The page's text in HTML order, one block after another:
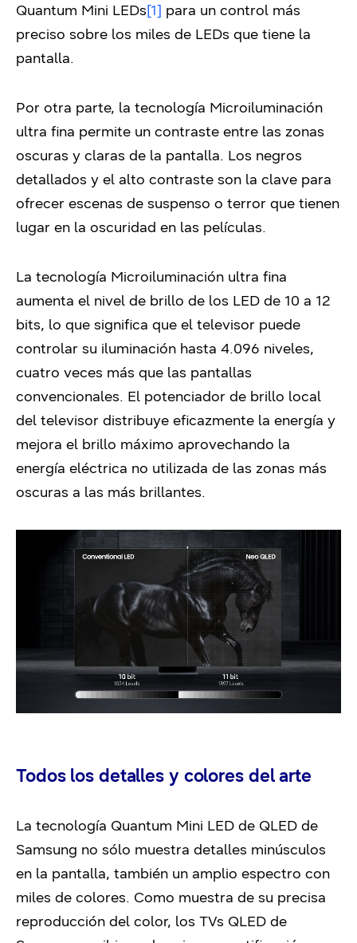
Quantum Mini LEDs[1] para un control más
preciso sobre los miles de LEDs que tiene la
pantalla.
Por otra parte, la tecnología Microiluminación
ultra fina permite un contraste entre las zonas
oscuras y claras de la pantalla. Los negros
detallados y el alto contraste son la clave para
ofrecer escenas de suspenso o terror que tienen
lugar en la oscuridad en las películas.
La tecnología Microiluminación ultra fina
aumenta el nivel de brillo de los LED de 10 a 12
bits, lo que significa que el televisor puede
controlar su iluminación hasta 4.096 niveles,
cuatro veces más que las pantallas
convencionales. El potenciador de brillo local
del televisor distribuye eficazmente la energía y
mejora el brillo máximo aprovechando la
energía eléctrica no utilizada de las zonas más
oscuras a las más brillantes.
Todos los detalles y colores del arte
La tecnología Quantum Mini LED de QLED de
Samsung no sólo muestra detalles minúsculos
en la pantalla, también un amplio espectro con
miles de colores. Como muestra de su precisa
reproducción del color, los TVs QLED de